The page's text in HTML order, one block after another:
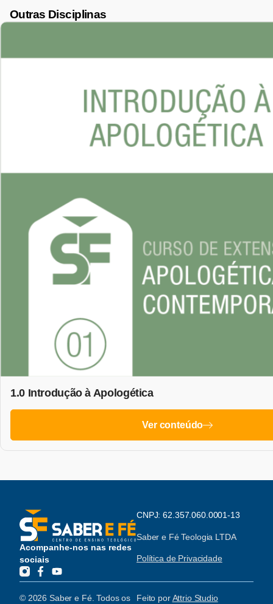
Outras Disciplinas
1.0 Introdução à Apologética
Ver conteúdo
Acompanhe-nos nas redes
sociais
CNPJ: 62.357.060.0001-13
Saber e Fé Teologia LTDA
Política de Privacidade
© 2026 Saber e Fé. Todos os
Feito porAttrio Studio